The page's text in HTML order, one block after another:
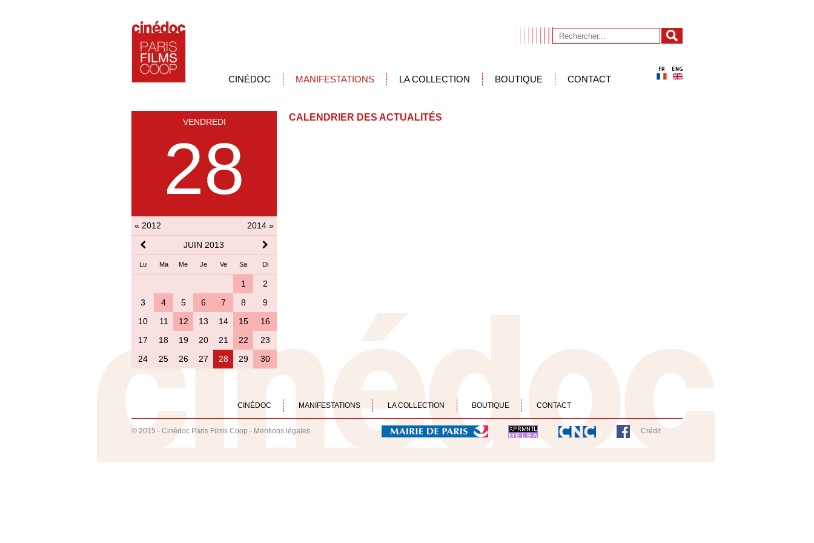
CINÉDOC MANIFESTATIONS LA COLLECTION BOUTIQUE CONTACT
VENDREDI
28
« 2012
2014 »
JUIN 2013
Lu Ma Me Je Ve Sa Di
1
2
3
4 5 6 7 8
9
10
11 12 13 14 15
16
17
18 19 20 21 22
23
24
25 26 27 28 29 30
CALENDRIER DES ACTUALITÉS
CINÉDOC MANIFESTATIONS LA COLLECTION BOUTIQUE CONTACT
© 2015 - Cinédoc Paris Films Coop - Mentions légales Crédit